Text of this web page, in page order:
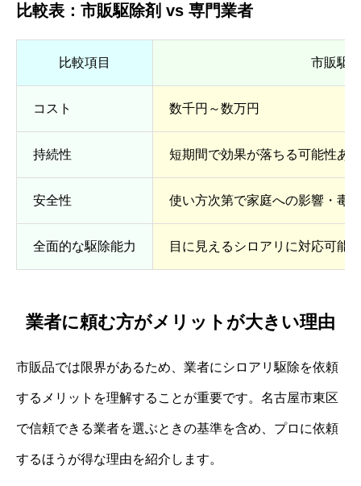
比較表：市販駆除剤 vs 専門業者
比較項目 市販駆
コスト 数千円～数万円
持続性 短期間で効果が落ちる可能性あ
安全性 使い方次第で家庭への影響・毒
全面的な駆除能力 目に見えるシロアリに対応可能
業者に頼む方がメリットが大きい理由
市販品では限界があるため、業者にシロアリ駆除を依頼
するメリットを理解することが重要です。名古屋市東区
で信頼できる業者を選ぶときの基準を含め、プロに依頼
するほうが得な理由を紹介します。